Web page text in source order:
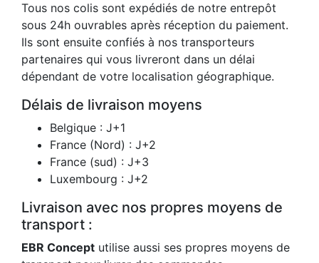
Tous nos colis sont expédiés de notre entrepôt
sous 24h ouvrables après réception du paiement.
Ils sont ensuite confiés à nos transporteurs
partenaires qui vous livreront dans un délai
dépendant de votre localisation géographique.
Délais de livraison moyens
Belgique : J+1
France (Nord) : J+2
France (sud) : J+3
Luxembourg : J+2
Livraison avec nos propres moyens de
transport :
EBR Concept utilise aussi ses propres moyens de